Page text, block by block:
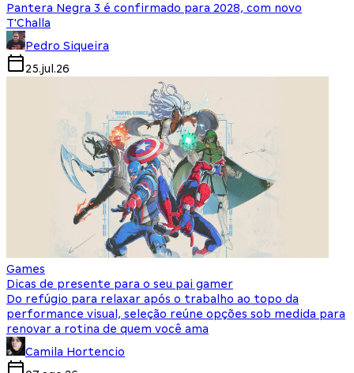
Pantera Negra 3 é confirmado para 2028, com novo
T'Challa
Pedro Siqueira
25.jul.26
Games
Dicas de presente para o seu pai gamer
Do refúgio para relaxar após o trabalho ao topo da
performance visual, seleção reúne opções sob medida para
renovar a rotina de quem você ama
Camila Hortencio